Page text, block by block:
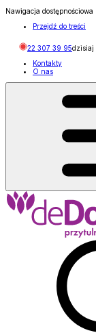
Nawigacja dostępnościowa
Przejdź do treści
22 307 39 95dzisiaj
Kontakty
O nas